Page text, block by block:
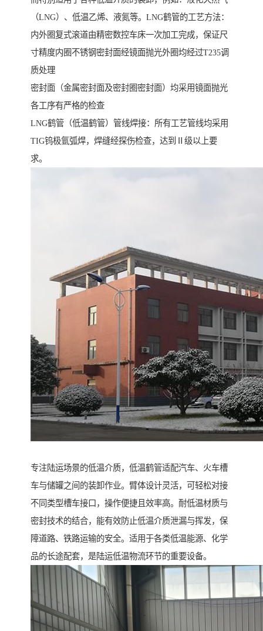
（LNG）、低温乙烯、液氮等。LNG鹤管的工艺方法：
内外圈复式滚道由精密数控车床一次加工完成，保证尺
寸精度内圈不锈钢密封面经镜面抛光外圈均经过T235调
质处理
密封面（金属密封面及密封圈密封面）均采用镜面抛光
各工序有严格的检查
LNG鹤管（低温鹤管）管线焊接：所有工艺管线均采用
TIG钨极氩弧焊，焊缝经探伤检查，达到Ⅱ级以上要
求。
专注陆运场景的低温介质，低温鹤管适配汽车、火车槽
车与储罐之间的装卸作业。臂体设计灵活，可轻松对接
不同类型槽车接口，操作便捷且效率高。耐低温材质与
密封技术的结合，能有效防止低温介质泄漏与挥发，保
障道路、铁路运输的安全。适用于各类低温能源、化学
品的长途配套，是陆运低温物流环节的重要设备。